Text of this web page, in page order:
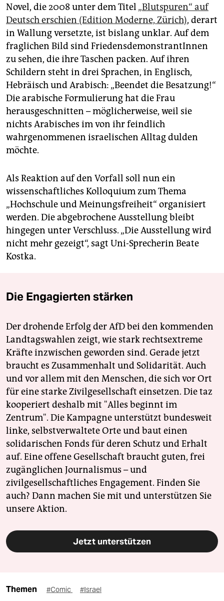
Novel, die 2008 unter dem Titel „Blutspuren“ auf
Deutsch erschien (Edition Moderne, Zürich), derart
in Wallung versetzte, ist bislang unklar. Auf dem
fraglichen Bild sind FriedensdemonstrantInnen
zu sehen, die ihre Taschen packen. Auf ihren
Schildern steht in drei Sprachen, in Englisch,
Hebräisch und Arabisch: „Beendet die Besatzung!“
Die arabische Formulierung hat die Frau
herausgeschnitten – möglicherweise, weil sie
nichts Arabisches im von ihr feindlich
wahrgenommenen israelischen Alltag dulden
möchte.
Als Reaktion auf den Vorfall soll nun ein
wissenschaftliches Kolloquium zum Thema
„Hochschule und Meinungsfreiheit“ organisiert
werden. Die abgebrochene Ausstellung bleibt
hingegen unter Verschluss. „Die Ausstellung wird
nicht mehr gezeigt“, sagt Uni-Sprecherin Beate
Kostka.
Die Engagierten stärken
Der drohende Erfolg der AfD bei den kommenden
Landtagswahlen zeigt, wie stark rechtsextreme
Kräfte inzwischen geworden sind. Gerade jetzt
braucht es Zusammenhalt und Solidarität. Auch
und vor allem mit den Menschen, die sich vor Ort
für eine starke Zivilgesellschaft einsetzen. Die taz
kooperiert deshalb mit "Alles beginnt im
Zentrum". Die Kampagne unterstützt bundesweit
linke, selbstverwaltete Orte und baut einen
solidarischen Fonds für deren Schutz und Erhalt
auf. Eine offene Gesellschaft braucht guten, frei
zugänglichen Journalismus – und
zivilgesellschaftliches Engagement. Finden Sie
auch? Dann machen Sie mit und unterstützen Sie
unsere Aktion.
Jetzt unterstützen
Themen #Comic #Israel